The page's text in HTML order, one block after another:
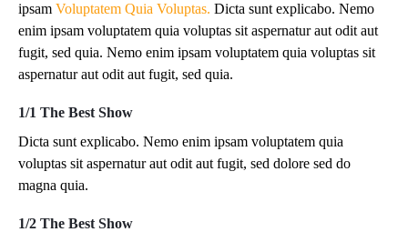
ipsam Voluptatem Quia Voluptas. Dicta sunt explicabo. Nemo
enim ipsam voluptatem quia voluptas sit aspernatur aut odit aut
fugit, sed quia. Nemo enim ipsam voluptatem quia voluptas sit
aspernatur aut odit aut fugit, sed quia.
1/1 The Best Show
Dicta sunt explicabo. Nemo enim ipsam voluptatem quia
voluptas sit aspernatur aut odit aut fugit, sed dolore sed do
magna quia.
1/2 The Best Show